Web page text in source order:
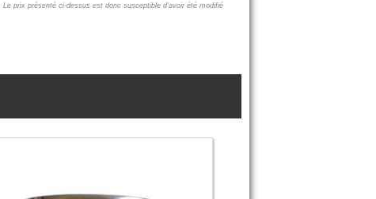
Le prix présenté ci-dessus est donc susceptible d'avoir été modifié